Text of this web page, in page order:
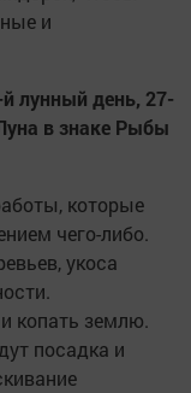
и
лунный день, 27-
в знаке Рыбы
которые
чего-либо.
укоса
копать землю.
посадка и